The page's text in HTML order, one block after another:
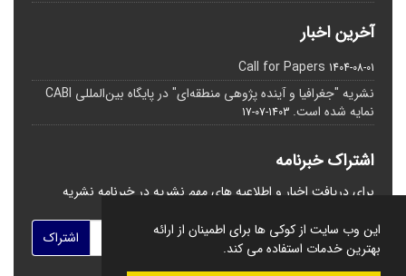
این وب سایت از کوکی ها برای اطمینان از ارائه
بهترین خدمات استفاده می کند.
آخرین اخبار
Call for Papers 1404-08-01
نشریه "جغرافیا و آینده پژوهی منطقه‌ای" در پایگاه بین‌المللی CABI
نمایه شده است. 1403-07-17
اشتراک خبرنامه
برای دریافت اخبار و اطلاعیه های مهم نشریه در خبرنامه نشریه
اشتراک